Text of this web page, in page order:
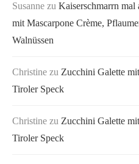
Susanne zu Kaiserschmarrn mal
mit Mascarpone Crème,
Walnüssen
Christine zu Zucchini Galette
Tiroler Speck
Christine zu Zucchini Galette
Tiroler Speck